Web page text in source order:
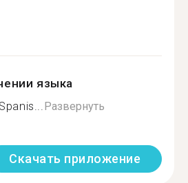
языка
Развернуть
Скачать приложение